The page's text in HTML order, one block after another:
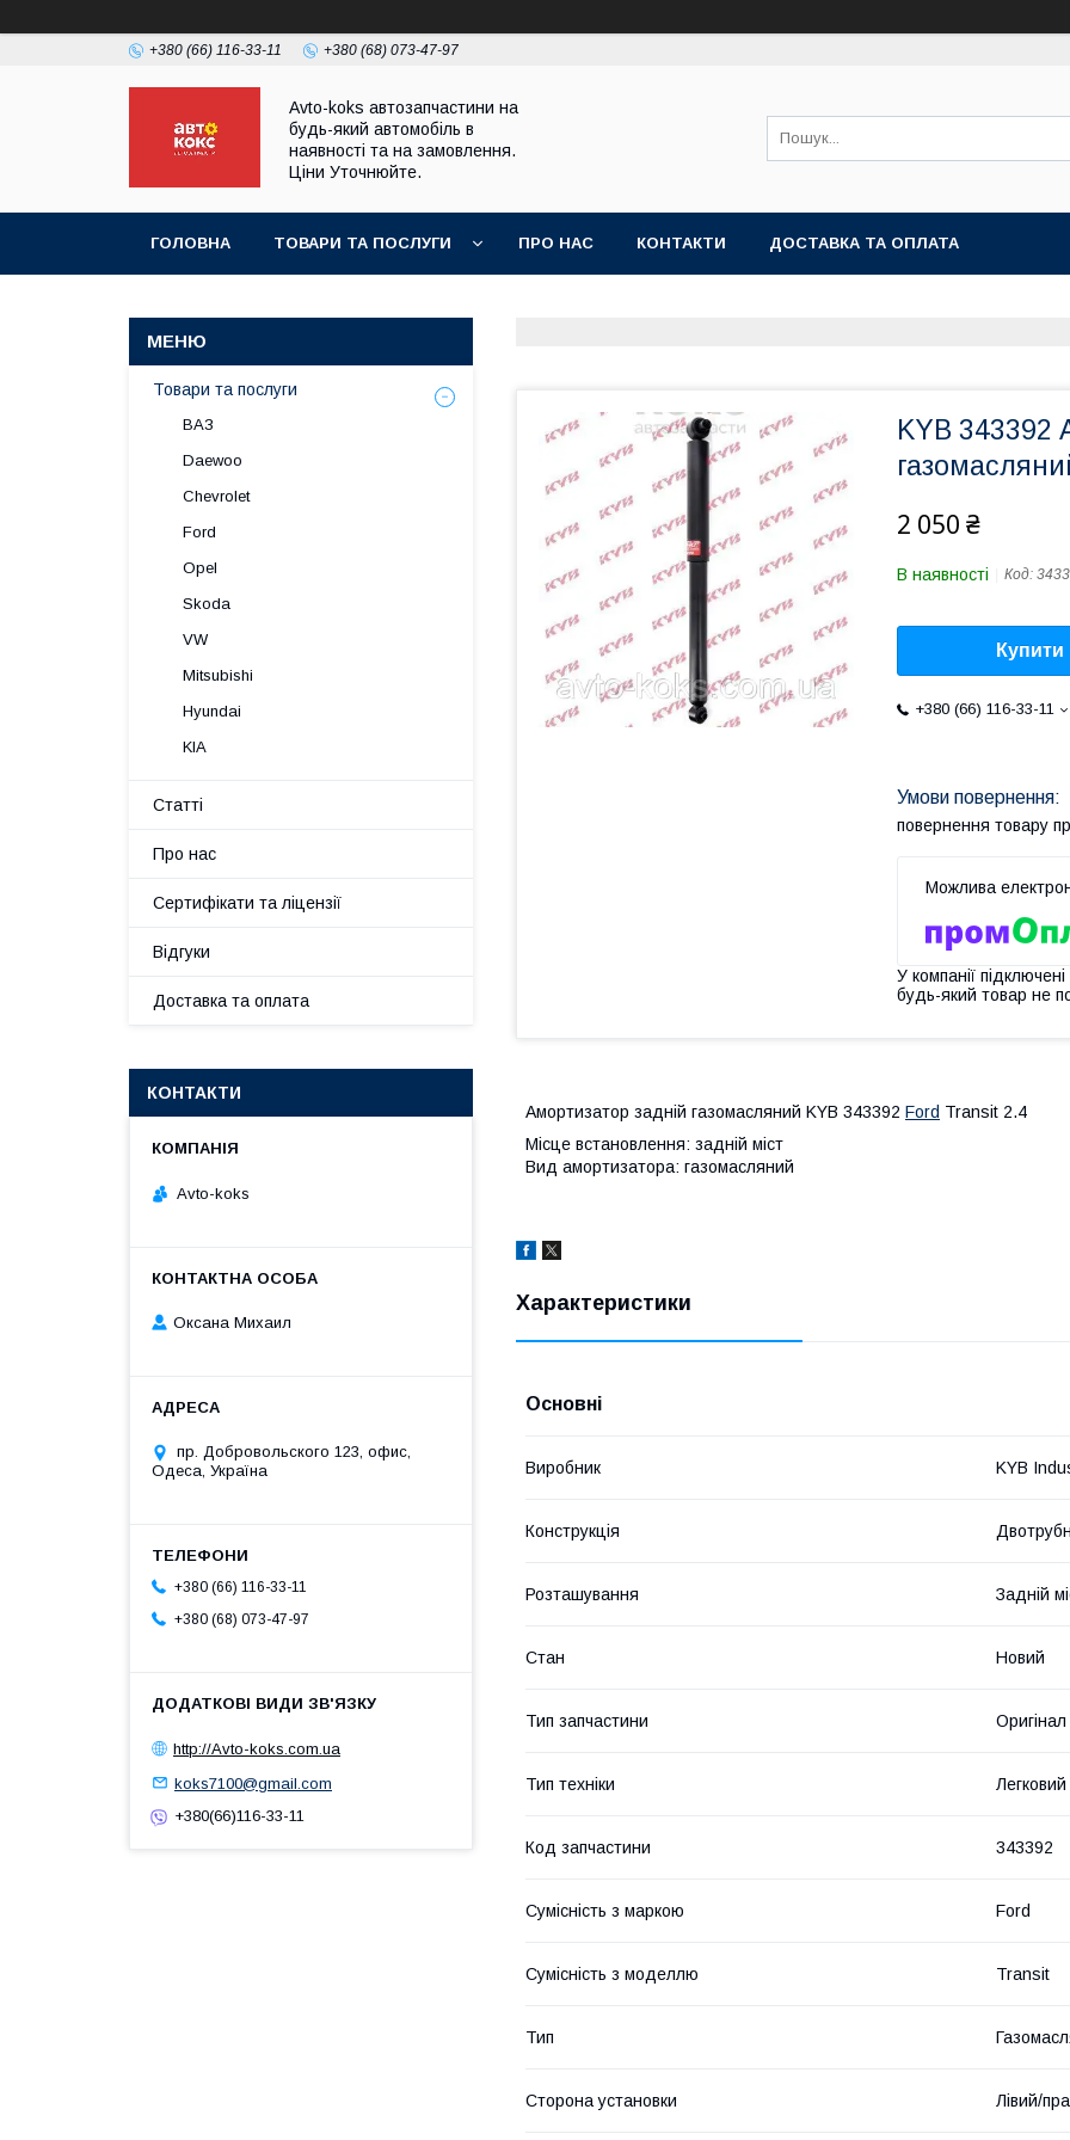
+380 (66) 116-33-11 +380 (68) 073-47-97
Avto-koks автозапчастини на
будь-який автомобіль в
наявності та на замовлення.
Ціни Уточнюйте.
ГОЛОВНА ТОВАРИ ТА ПОСЛУГИ ПРО НАС КОНТАКТИ ДОСТАВКА ТА ОПЛАТА
KYB 343392
2 050 ₴
В наявності Код:
Купити
+380 (66) 116-33-11
повернення товару
У компанії
будь-який товар не
Амортизатор задній газомасляний KYB 343392 Ford Transit 2.4
Місце встановлення: задній міст
Вид амортизатора: газомасляний
Характеристики
Основні
Виробник KYB
Конструкція
Розташування Задній
Стан Новий
Тип запчастини Оригінал
Тип техніки
Код запчастини 343392
Сумісність з маркою Ford
Сумісність з моделлю Transit
Тип
Сторона установки Лівий/
Товари та послуги
ВАЗ
Daewoo
Chevrolet
Ford
Opel
Skoda
VW
Mitsubishi
Hyundai
KIA
Статті
Про нас
Сертифікати та ліцензії
Відгуки
Доставка та оплата
КОНТАКТИ
Avto-koks
Оксана Михаил
пр. Добровольского 123, офис,
Одеса, Україна
+380 (66) 116-33-11
+380 (68) 073-47-97
http://Avto-koks.com.ua
koks7100@gmail.com
+380(66)116-33-11